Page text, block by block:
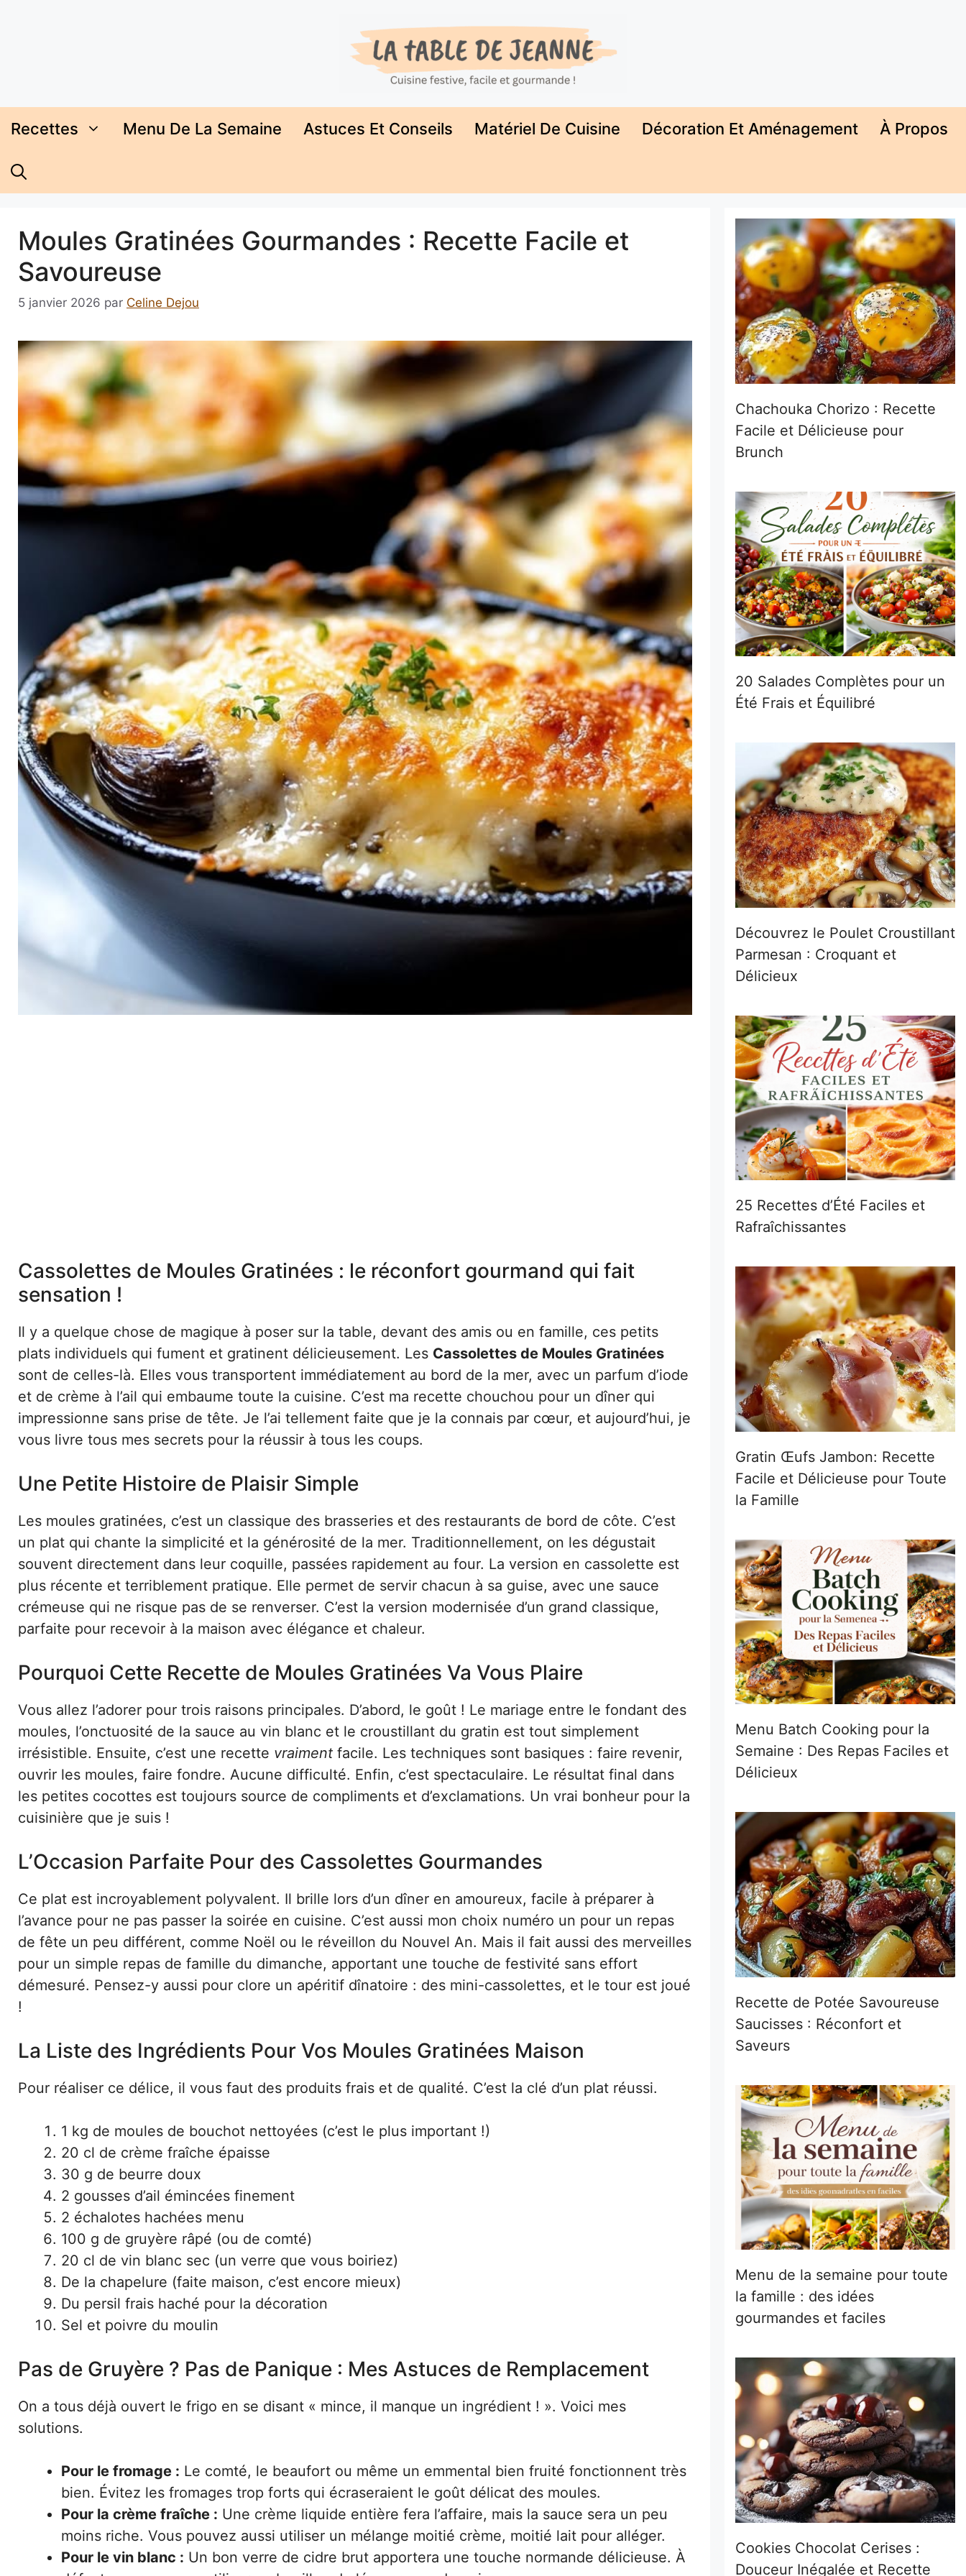
Recettes Menu De La Semaine Astuces Et Conseils Matériel De Cuisine Décoration Et Aménagement À Propos
Moules Gratinées Gourmandes : Recette Facile et
Savoureuse
5 janvier 2026 par Celine Dejou
Cassolettes de Moules Gratinées : le réconfort gourmand qui fait
sensation !
Il y a quelque chose de magique à poser sur la table, devant des amis ou en famille, ces petits
plats individuels qui fument et gratinent délicieusement. Les Cassolettes de Moules Gratinées
sont de celles-là. Elles vous transportent immédiatement au bord de la mer, avec un parfum d’iode
et de crème à l’ail qui embaume toute la cuisine. C’est ma recette chouchou pour un dîner qui
impressionne sans prise de tête. Je l’ai tellement faite que je la connais par cœur, et aujourd’hui, je
vous livre tous mes secrets pour la réussir à tous les coups.
Une Petite Histoire de Plaisir Simple
Les moules gratinées, c’est un classique des brasseries et des restaurants de bord de côte. C’est
un plat qui chante la simplicité et la générosité de la mer. Traditionnellement, on les dégustait
souvent directement dans leur coquille, passées rapidement au four. La version en cassolette est
plus récente et terriblement pratique. Elle permet de servir chacun à sa guise, avec une sauce
crémeuse qui ne risque pas de se renverser. C’est la version modernisée d’un grand classique,
parfaite pour recevoir à la maison avec élégance et chaleur.
Pourquoi Cette Recette de Moules Gratinées Va Vous Plaire
Vous allez l’adorer pour trois raisons principales. D’abord, le goût ! Le mariage entre le fondant des
moules, l’onctuosité de la sauce au vin blanc et le croustillant du gratin est tout simplement
irrésistible. Ensuite, c’est une recette vraiment facile. Les techniques sont basiques : faire revenir,
ouvrir les moules, faire fondre. Aucune difficulté. Enfin, c’est spectaculaire. Le résultat final dans
les petites cocottes est toujours source de compliments et d’exclamations. Un vrai bonheur pour la
cuisinière que je suis !
L’Occasion Parfaite Pour des Cassolettes Gourmandes
Ce plat est incroyablement polyvalent. Il brille lors d’un dîner en amoureux, facile à préparer à
l’avance pour ne pas passer la soirée en cuisine. C’est aussi mon choix numéro un pour un repas
de fête un peu différent, comme Noël ou le réveillon du Nouvel An. Mais il fait aussi des merveilles
pour un simple repas de famille du dimanche, apportant une touche de festivité sans effort
démesuré. Pensez-y aussi pour clore un apéritif dînatoire : des mini-cassolettes, et le tour est joué
!
La Liste des Ingrédients Pour Vos Moules Gratinées Maison
Pour réaliser ce délice, il vous faut des produits frais et de qualité. C’est la clé d’un plat réussi.
1 kg de moules de bouchot nettoyées (c’est le plus important !)
20 cl de crème fraîche épaisse
30 g de beurre doux
2 gousses d’ail émincées finement
2 échalotes hachées menu
100 g de gruyère râpé (ou de comté)
20 cl de vin blanc sec (un verre que vous boiriez)
De la chapelure (faite maison, c’est encore mieux)
Du persil frais haché pour la décoration
Sel et poivre du moulin
Pas de Gruyère ? Pas de Panique : Mes Astuces de Remplacement
On a tous déjà ouvert le frigo en se disant « mince, il manque un ingrédient ! ». Voici mes
solutions.
Pour le fromage : Le comté, le beaufort ou même un emmental bien fruité fonctionnent très
bien. Évitez les fromages trop forts qui écraseraient le goût délicat des moules.
Pour la crème fraîche : Une crème liquide entière fera l’affaire, mais la sauce sera un peu
moins riche. Vous pouvez aussi utiliser un mélange moitié crème, moitié lait pour alléger.
Pour le vin blanc : Un bon verre de cidre brut apportera une touche normande délicieuse. À
Chachouka Chorizo : Recette
Facile et Délicieuse pour
Brunch
20 Salades Complètes pour un
Été Frais et Équilibré
Découvrez le Poulet Croustillant
Parmesan : Croquant et
Délicieux
25 Recettes d’Été Faciles et
Rafraîchissantes
Gratin Œufs Jambon: Recette
Facile et Délicieuse pour Toute
la Famille
Menu Batch Cooking pour la
Semaine : Des Repas Faciles et
Délicieux
Recette de Potée Savoureuse
Saucisses : Réconfort et
Saveurs
Menu de la semaine pour toute
la famille : des idées
gourmandes et faciles
Cookies Chocolat Cerises :
Douceur Inégalée et Recette